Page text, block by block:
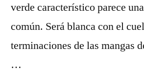
verde característico parece
común. Será blanca con el
terminaciones de las mangas
…